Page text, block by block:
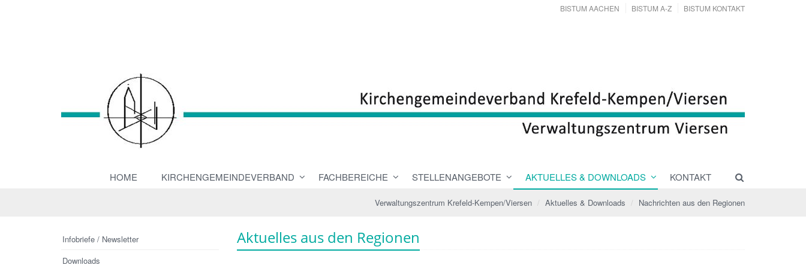
BISTUM AACHEN BISTUM A-Z BISTUM KONTAKT
HOME KIRCHENGEMEINDEVERBAND FACHBEREICHE STELLENANGEBOTE AKTUELLES & DOWNLOADS KONTAKT
Verwaltungszentrum Krefeld-Kempen/Viersen Aktuelles & Downloads Nachrichten aus den Regionen
Aktuelles aus den Regionen
Infobriefe / Newsletter
Downloads